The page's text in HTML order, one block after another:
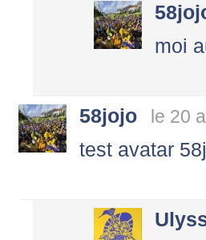
moi
58jojo le 20
test avatar